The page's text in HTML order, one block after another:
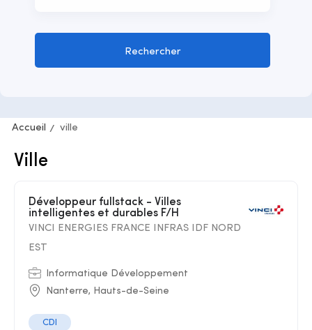
Rechercher
Accueil ville
Ville
Développeur fullstack - Villes
intelligentes et durables F/H
VINCI ENERGIES FRANCE INFRAS IDF NORD
EST
Informatique Développement
Nanterre, Hauts-de-Seine
CDI